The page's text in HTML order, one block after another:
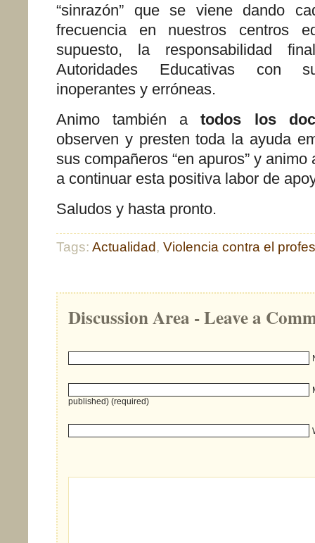
“sinrazón” que se viene dando
frecuencia en nuestros centros
supuesto, la responsabilidad
Autoridades Educativas con
inoperantes y erróneas.
Animo también atodos los
observen y presten toda la ayuda
sus compañeros “en apuros” y
a continuar esta positiva labor de
Saludos y hasta pronto.
Tags: Actualidad , Violencia contra el
Discussion Area - Leave a
published) (required)